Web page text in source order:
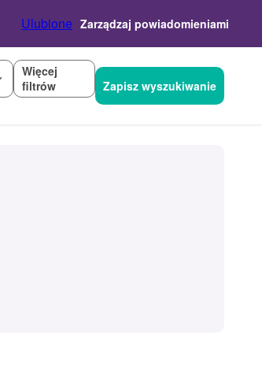
Ulubione Zarządzaj powiadomieniami
Więcej
filtrów
Zapisz wyszukiwanie